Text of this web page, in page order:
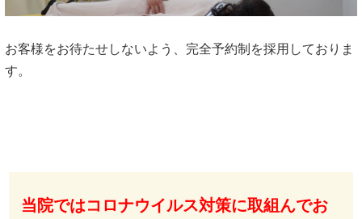
お客様をお待たせしないよう、完全予約制を採用しておりま
す。
当院ではコロナウイルス対策に取組んでお